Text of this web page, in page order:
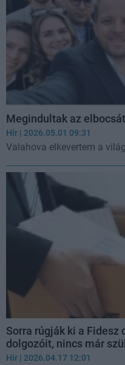
Megindultak az
Hír | 2026.05.01 09:31
Valahova elkevertem a
Sorra rúgják ki a
dolgozóit, nincs már
Hír | 2026.04.17 12:01